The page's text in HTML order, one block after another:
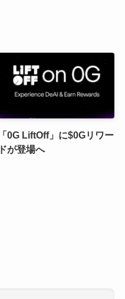
「0G LiftOff」に$0Gリワー
ドが登場へ